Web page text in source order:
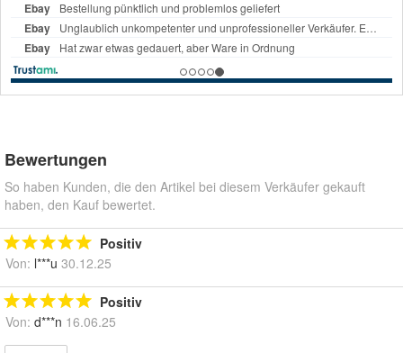
Bewertungen
So haben Kunden, die den Artikel bei diesem Verkäufer gekauft
haben, den Kauf bewertet.
Positiv
Von: l***u 30.12.25
Positiv
Von: d***n 16.06.25